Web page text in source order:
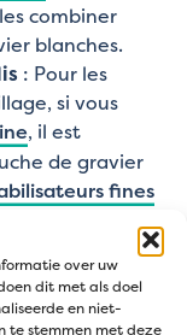
over uw
dit met als doel
en niet-
te stemmen met deze
combiner
blanches.
: Pour les
si vous
, il est
de gravier
fines
de 3 cm
faut-il ?